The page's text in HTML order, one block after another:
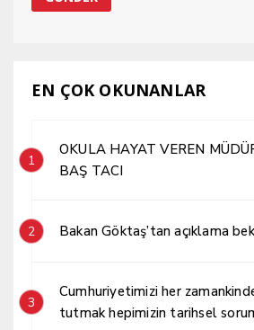
EN ÇOK OKUNANLAR
1
OKULA HAYAT VEREN
BAŞ TACI
2 Bakan Göktaş’tan açıklama
3
Cumhuriyetimizi her
tutmak hepimizin tarihsel